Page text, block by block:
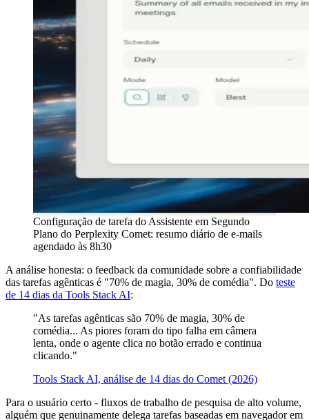
Configuração de tarefa do Assistente em Segundo
Plano do Perplexity Comet: resumo diário de e-mails
agendado às 8h30
A análise honesta: o feedback da comunidade sobre a confiabilidade
das tarefas agênticas é "70% de magia, 30% de comédia". Do teste
de 14 dias da Tools Stack AI:
"As tarefas agênticas são 70% de magia, 30% de
comédia... As piores foram do tipo falha em câmera
lenta, onde o agente clica no botão errado e continua
clicando."
Tools Stack AI, análise de 14 dias do Comet (2026)
Para o usuário certo - fluxos de trabalho de pesquisa de alto volume,
alguém que genuinamente delega tarefas baseadas em navegador em